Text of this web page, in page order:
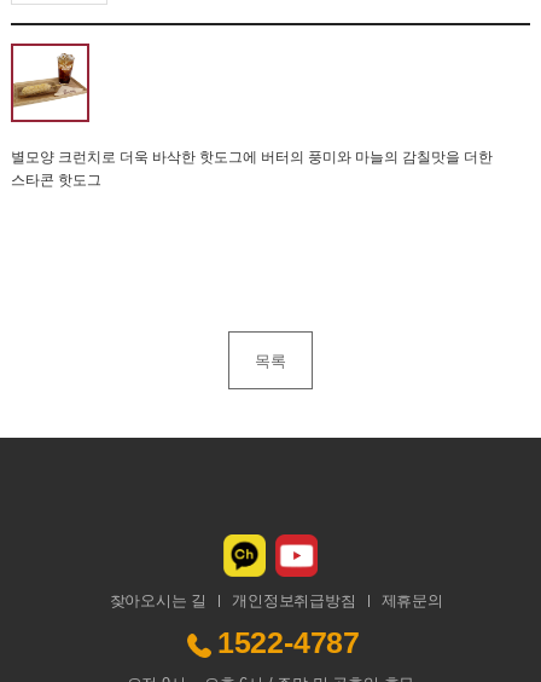
별모양 크런치로 더욱 바삭한 핫도그에 버터의 풍미와 마늘의 감칠맛을 더한
스타콘 핫도그
목록
찾아오시는 길 개인정보취급방침 제휴문의
1522-4787